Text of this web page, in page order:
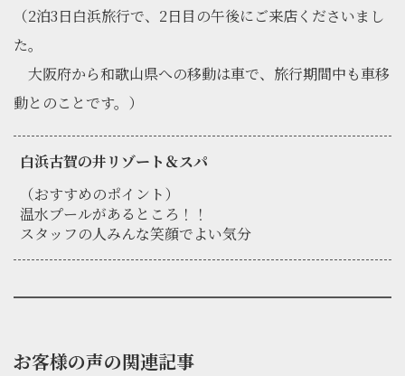
（2泊3日白浜旅行で、2日目の午後にご来店くださいまし
た。
大阪府から和歌山県への移動は車で、旅行期間中も車移
動とのことです。）
白浜古賀の井リゾート＆スパ
（おすすめのポイント）
温水プールがあるところ！！
スタッフの人みんな笑顔でよい気分
お客様の声の関連記事